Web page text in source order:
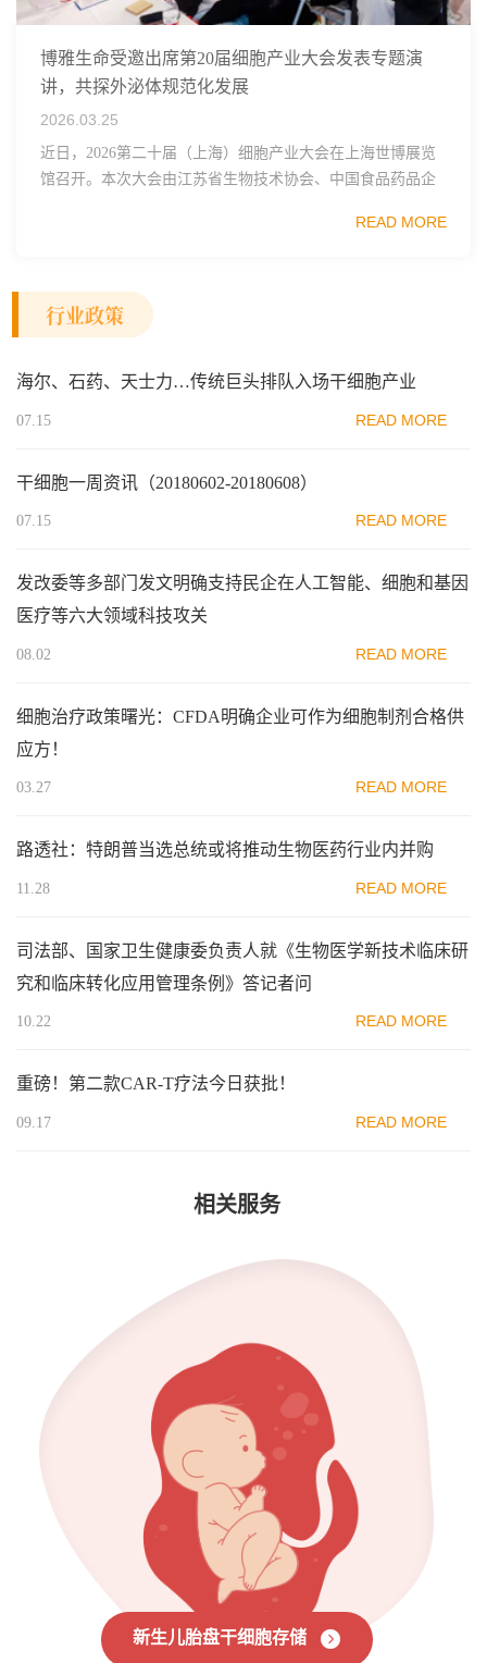
博雅生命受邀出席第20届细胞产业大会发表专题演
讲，共探外泌体规范化发展
2026.03.25
近日，2026第二十届（上海）细胞产业大会在上海世博展览
馆召开。本次大会由江苏省生物技术协会、中国食品药品企
范区生物医药行业协会、瑞士日内瓦长寿科学...
READ MORE
行业政策
海尔、石药、天士力…传统巨头排队入场干细胞产业
07.15 READ MORE
干细胞一周资讯（20180602-20180608）
07.15 READ MORE
发改委等多部门发文明确支持民企在人工智能、细胞和基因
医疗等六大领域科技攻关
08.02 READ MORE
细胞治疗政策曙光：CFDA明确企业可作为细胞制剂合格供
应方！
03.27 READ MORE
路透社：特朗普当选总统或将推动生物医药行业内并购
11.28 READ MORE
司法部、国家卫生健康委负责人就《生物医学新技术临床研
究和临床转化应用管理条例》答记者问
10.22 READ MORE
重磅！第二款CAR-T疗法今日获批！
09.17 READ MORE
相关服务
新生儿胎盘干细胞存储